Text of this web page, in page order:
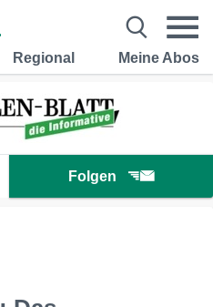
Regional Meine Abos
Folgen